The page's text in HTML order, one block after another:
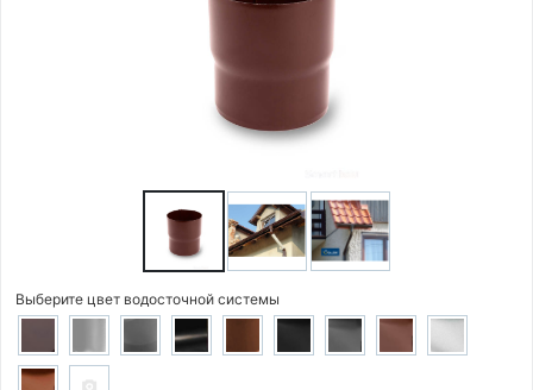
Выберите цвет водосточной системы